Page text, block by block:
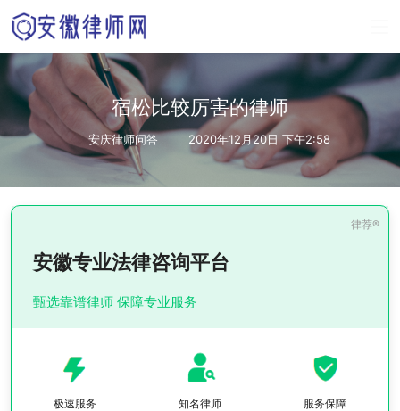
宿松比较厉害的律师
安庆律师问答 2020年12月20日 下午2:58
安徽专业法律咨询平台
甄选靠谱律师 保障专业服务
极速服务 知名律师 服务保障